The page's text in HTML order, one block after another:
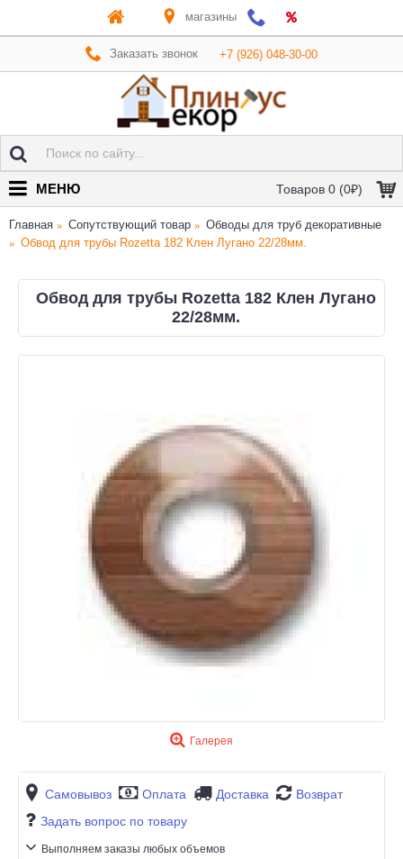
магазины
Заказать звонок +7 (926) 048-30-00
Товаров 0 (0₽)
МЕНЮ
Главная Сопутствующий товар
Обводы для труб декоративные
Обвод для трубы Rozetta 182 Клен Лугано 22/28мм.
Обвод для трубы Rozetta 182 Клен Лугано
22/28мм.
Галерея
Самовывоз Оплата Доставка
Возврат
Задать вопрос по товару
Выполняем заказы любых объемов